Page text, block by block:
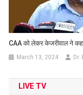
CAA को लेकर केजरीवाल ने
March 13, 2024 Dr.
LIVE TV